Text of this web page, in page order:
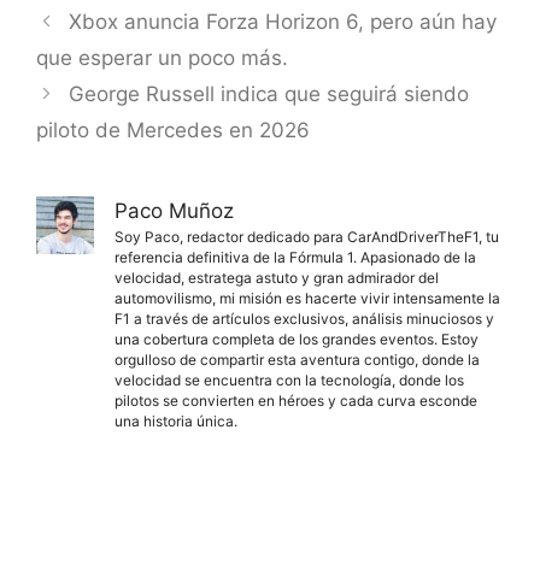
Xbox anuncia Forza Horizon 6, pero aún hay
que esperar un poco más.
George Russell indica que seguirá siendo
piloto de Mercedes en 2026
Paco Muñoz
Soy Paco, redactor dedicado para CarAndDriverTheF1, tu
referencia definitiva de la Fórmula 1. Apasionado de la
velocidad, estratega astuto y gran admirador del
automovilismo, mi misión es hacerte vivir intensamente la
F1 a través de artículos exclusivos, análisis minuciosos y
una cobertura completa de los grandes eventos. Estoy
orgulloso de compartir esta aventura contigo, donde la
velocidad se encuentra con la tecnología, donde los
pilotos se convierten en héroes y cada curva esconde
una historia única.